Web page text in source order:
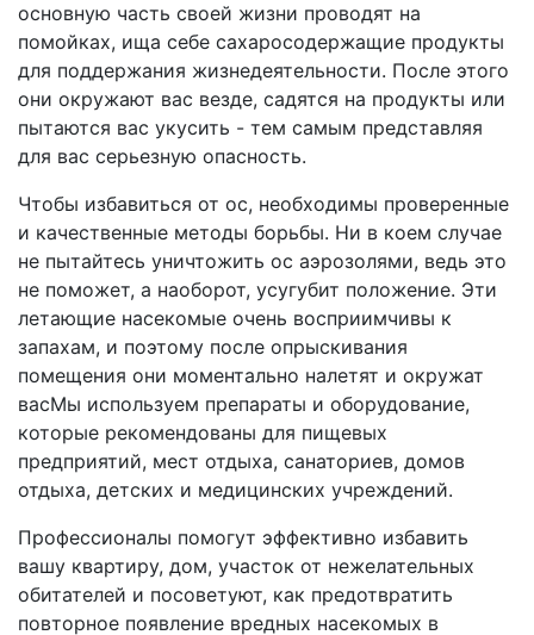
основную часть своей жизни проводят на
помойках, ища себе сахаросодержащие продукты
для поддержания жизнедеятельности. После этого
они окружают вас везде, садятся на продукты или
пытаются вас укусить - тем самым представляя
для вас серьезную опасность.
Чтобы избавиться от ос, необходимы проверенные
и качественные методы борьбы. Ни в коем случае
не пытайтесь уничтожить ос аэрозолями, ведь это
не поможет, а наоборот, усугубит положение. Эти
летающие насекомые очень восприимчивы к
запахам, и поэтому после опрыскивания
помещения они моментально налетят и окружат
васМы используем препараты и оборудование,
которые рекомендованы для пищевых
предприятий, мест отдыха, санаториев, домов
отдыха, детских и медицинских учреждений.
Профессионалы помогут эффективно избавить
вашу квартиру, дом, участок от нежелательных
обитателей и посоветуют, как предотвратить
повторное появление вредных насекомых в